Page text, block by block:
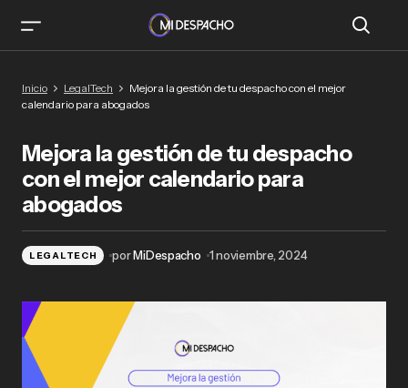
calendario para abogados
Inicio LegalTech
Mejora la gestión de tu despacho con el mejor
calendario para abogados
Mejora la gestión de tu despacho
con el mejor calendario para
abogados
LEGALTECH porMiDespacho 1 noviembre, 2024